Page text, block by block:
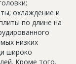
охлаждение и
по длине на
низких
широко
Кроме того,